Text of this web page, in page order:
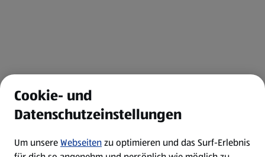
Cookie- und
Datenschutzeinstellungen
Um unsereWebseitenzu optimieren und das Surf-Erlebnis